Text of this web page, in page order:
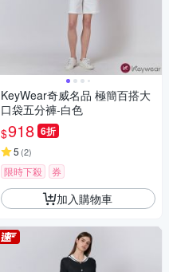
KeyWear奇威名品 極簡百搭大
口袋五分褲-白色
$918 6折
5 (2)
限時下殺 券
加入購物車